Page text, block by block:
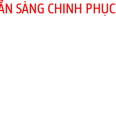
SÀNG CHINH PHỤC